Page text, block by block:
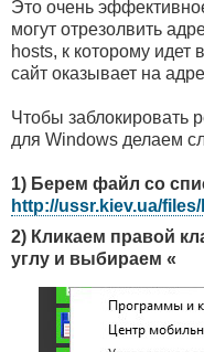
Это очень
могут отрезолвить
hosts, к которому идет
сайт оказывает на
Чтобы заблокировать
для Windows делаем
1) Берем файл со
http://ussr.kiev.ua/
2) Кликаем правой
углу и выбираем «